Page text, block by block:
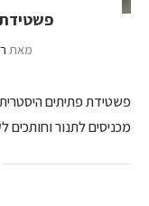
מאת
פשטידת פתיתים
מכניסים לתנור וחותכים